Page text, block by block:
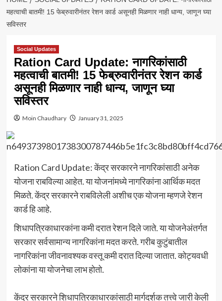
महत्वाची बातमी! 15 फेब्रुवारीनंतर रेशन कार्ड असूनही मिळणार नाही धान्य, जाणून घ्या
सविस्तर
Social Updates
Ration Card Update: नागरिकांसाठी
महत्वाची बातमी! 15 फेब्रुवारीनंतर रेशन कार्ड
असूनही मिळणार नाही धान्य, जाणून घ्या
सविस्तर
Moin Chaudhary January 31, 2025
Ration Card Update: केंद्र सरकारने नागरिकांसाठी अनेक
योजना राबविल्या आहेत. या योजनांमध्ये नागरिकांना आर्थिक मदत
मिळते. केंद्र सरकारने राबविलेली अशीच एक योजना म्हणजे रेशन
कार्ड हि आहे.
शिधापत्रिकाधारकांना कमी दरात रेशन दिले जाते. या योजनेअंतर्गत
सरकार सर्वसामान्य नागरिकांना मदत करते. गरीब कुटुंबातील
नागरिकांना जीवनावश्यक वस्तू कमी दरात दिल्या जातात. कोट्यवधी
लोकांना या योजनेचा लाभ होतो.
केंद्र सरकारने शिधापत्रिकाधारकांसाठी मार्गदर्शक तत्त्वे जारी केली